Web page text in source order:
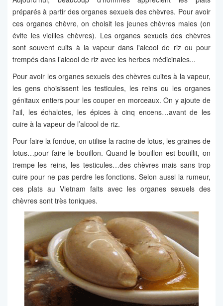
préparés à partir des organes sexuels des chèvres. Pour avoir
ces organes chèvre, on choisit les jeunes chèvres males (on
évite les vieilles chèvres). Les organes sexuels des chèvres
sont souvent cuits à la vapeur dans l'alcool de riz ou pour
trempés dans l’alcool de riz avec les herbes médicinales...
Pour avoir les organes sexuels des chèvres cuites à la vapeur,
les gens choisissent les testicules, les reins ou les organes
génitaux entiers pour les couper en morceaux. On y ajoute de
l'ail, les échalotes, les épices à cinq encens…avant de les
cuire à la vapeur de l’alcool de riz.
Pour faire la fondue, on utilise la racine de lotus, les graines de
lotus…pour faire le bouillon. Quand le bouillon est bouillit, on
trempe les reins, les testicules…des chèvres mais sans trop
cuire pour ne pas perdre les fonctions. Selon aussi la rumeur,
ces plats au Vietnam faits avec les organes sexuels des
chèvres sont très toniques.